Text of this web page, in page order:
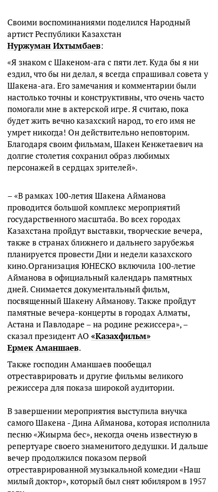
Своими воспоминаниями поделился Народный
артист Республики Казахстан
Нуржуман Ихтымбаев:
«Я знаком с Шакеном-ага с пяти лет. Куда бы я ни
ездил, что бы ни делал, я всегда спрашивал совета у
Шакена-ага. Его замечания и комментарии были
настолько точны и конструктивны, что очень часто
помогали мне в актерской игре. Я считаю, пока
будет жить вечно казахский народ, то его имя не
умрет никогда! Он действительно неповторим.
Благодаря своим фильмам, Шакен Кенжетаевич на
долгие столетия сохранил образ любимых
персонажей в сердцах зрителей».
– «В рамках 100-летия Шакена Айманова
проводится большой комплекс мероприятий
государственного масштаба. Во всех городах
Казахстана пройдут выставки, творческие вечера,
также в странах ближнего и дальнего зарубежья
планируется провести Дни и недели казахского
кино.Организация ЮНЕСКО включила 100-летие
Айманова в официальный календарь памятных
дней. Снимается документальный фильм,
посвященный Шакену Айманову. Также пройдут
памятные вечера-концерты в городах Алматы,
Астана и Павлодаре – на родине режиссера», –
сказал президент АО «Казахфильм»
Ермек Аманшаев.
Также господин Аманшаев пообещал
отреставрировать и другие фильмы великого
режиссера для показа широкой аудитории.
В завершении мероприятия выступила внучка
самого Шакена - Дина Айманова, которая исполнила
песню «Жиырма бес», некогда очень известную в
репертуаре своего знаменитого дедушки. И дальше
вечер продолжился показом первой
отреставрированной музыкальной комедии «Наш
милый доктор», который был снят юбиляром в 1957